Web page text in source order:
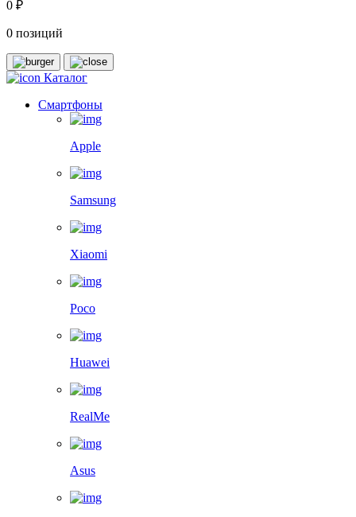
0 ₽
0 позиций
Каталог
Смартфоны
Apple
Samsung
Xiaomi
Poco
Huawei
RealMe
Asus